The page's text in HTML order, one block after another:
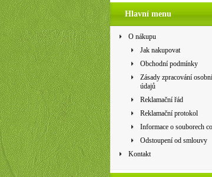
Hlavní menu
O nákupu
Jak nakupovat
Obchodní podmínky
Zásady zpracování
údajů
Reklamační řád
Reklamační protokol
Informace o souborech
Odstoupení od smlouvy
Kontakt